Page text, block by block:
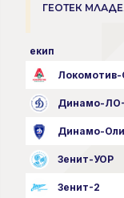
ГЕОТЕК
екип
Динамо-
Динамо-
Зенит-УОР
Зенит-2